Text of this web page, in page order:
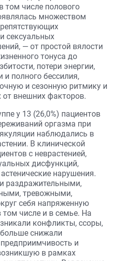
том числе полового
множеством
сексуальных
— от простой вялости
тонуса до
потери энергии,
и полного бессилия,
и сезонную ритмику и
от внешних факторов.
у 13 (26,0%) пациентов
оргазма при
наблюдались в
В клинической
с неврастенией,
дисфункций,
нарушения.
раздражительными,
тревожными,
себя напряженную
том числе и в семье. На
конфликты, ссоры,
снижали
и
в рамках